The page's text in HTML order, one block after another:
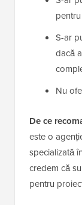
S-ar
dacă
Nu
De ce
este o
specializată
credem că
pentru